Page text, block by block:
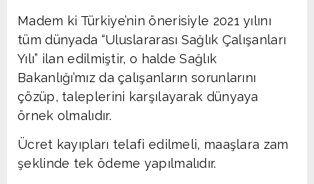
Madem ki Türkiye’nin önerisiyle 2021 yılını
tüm dünyada “Uluslararası Sağlık Çalışanları
Yılı” ilan edilmiştir, o halde Sağlık
Bakanlığı’mız da çalışanların sorunlarını
çözüp, taleplerini karşılayarak dünyaya
örnek olmalıdır.
Ücret kayıpları telafi edilmeli, maaşlara zam
şeklinde tek ödeme yapılmalıdır.